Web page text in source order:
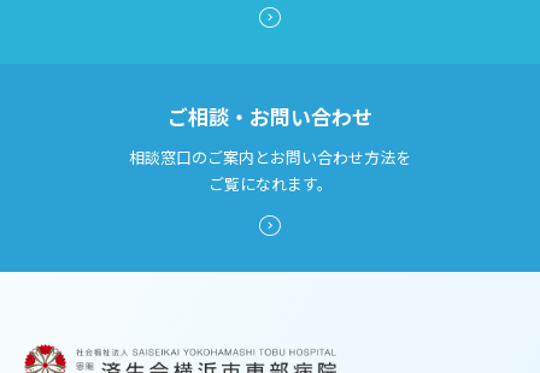
ご相談・お問い合わせ
相談窓口のご案内とお問い合わせ方法を
ご覧になれます。